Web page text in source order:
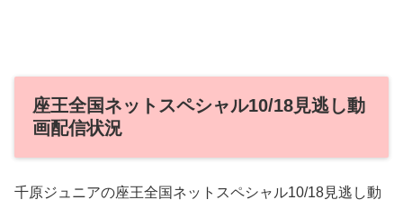
座王全国ネットスペシャル10/18見逃し動
画配信状況
千原ジュニアの座王全国ネットスペシャル10/18見逃し動